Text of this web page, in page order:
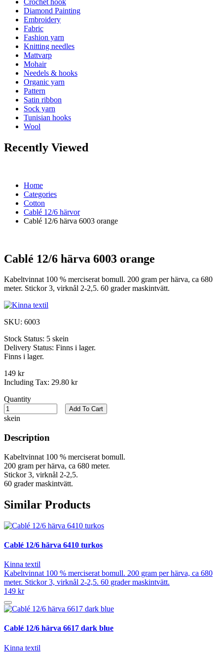
Diamond Painting
Embroidery
Fabric
Fashion yarn
Knitting needles
Mattvarp
Mohair
Needels & hooks
Organic yarn
Pattern
Satin ribbon
Sock yarn
Tunisian hooks
Wool
Recently Viewed
Home
Categories
Cotton
Cablé 12/6 härvor
Cablé 12/6 härva 6003 orange
Cablé 12/6 härva 6003 orange
Kabeltvinnat 100 % merciserat bomull. 200 gram per härva, ca 680
meter. Stickor 3, virknål 2-2,5. 60 grader maskintvätt.
SKU: 6003
Stock Status: 5 skein
Delivery Status: Finns i lager.
Finns i lager.
149 kr
Including Tax: 29.80 kr
Quantity
skein
Add To Cart
Description
Kabeltvinnat 100 % merciserat bomull.
200 gram per härva, ca 680 meter.
Stickor 3, virknål 2-2,5.
60 grader maskintvätt.
Similar Products
Cablé 12/6 härva 6410 turkos
Kinna textil
Kabeltvinnat 100 % merciserat bomull. 200 gram per härva, ca 680
meter. Stickor 3, virknål 2-2,5. 60 grader maskintvätt.
149 kr
Cablé 12/6 härva 6617 dark blue
Kinna textil